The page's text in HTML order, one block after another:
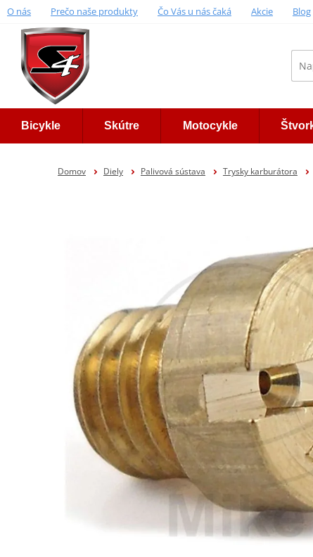
O nás Prečo naše produkty Čo Vás u nás čaká Akcie Blog
Bicykle Skútre Motocykle
Domov Diely Palivová sústava Trysky karburátora